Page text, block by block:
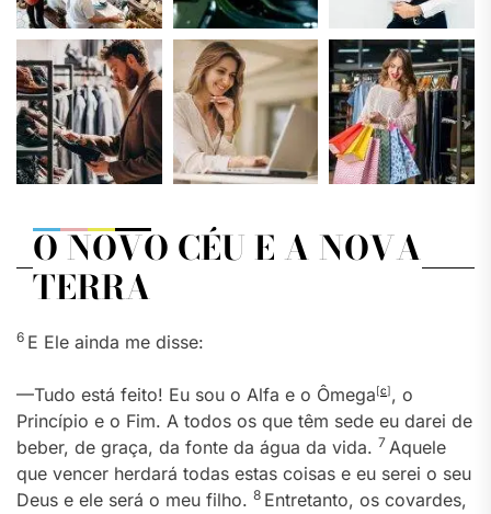
O NOVO CÉU E A NOVA
TERRA
6 E Ele ainda me disse:
—Tudo está feito! Eu sou o Alfa e o Ômega[c], o
Princípio e o Fim. A todos os que têm sede eu darei de
beber, de graça, da fonte da água da vida. 7 Aquele
que vencer herdará todas estas coisas e eu serei o seu
Deus e ele será o meu filho. 8 Entretanto, os covardes,